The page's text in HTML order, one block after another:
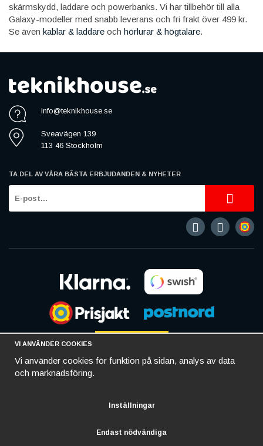
skärmskydd, laddare och powerbanks. Vi har tillbehör till alla
Galaxy-modeller med snabb leverans och fri frakt över 499 kr.
Se även kablar & laddare och hörlurar & högtalare.
info@teknikhouse.se
Sveavägen 139
113 46 Stockholm
TA DEL AV VÅRA BÄSTA ERBJUDANDEN & NYHETER
VI ANVÄNDER COOKIES
Vi använder cookies för funktion på sidan, analys av data
och marknadsföring.
Inställningar
Endast nödvändiga